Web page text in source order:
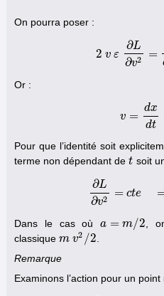
On pourra poser :
2 v ε
∂L
∂v2 =
2 v ε ∂L v2
Or :
v =
dx
dt
v=dxd
Pour que l’identité soit
terme non dépendant de t
t soit
∂L
∂v2 = cte
∂L∂v2 e
Dans le cas oùa = m/2
a=m /2
,
classique m v2 /2
m v2/ 2
Remarque
Examinons l’action pour un point